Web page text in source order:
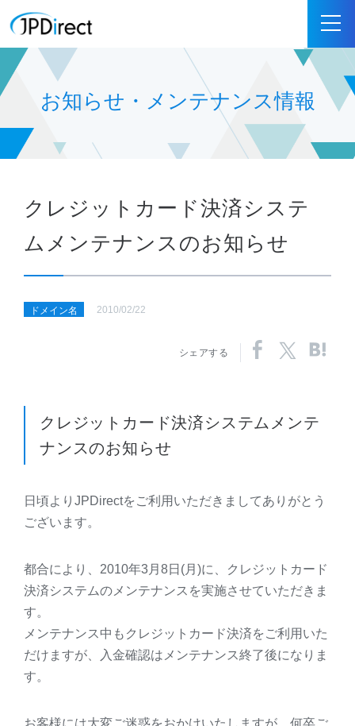
お知らせ・メンテナンス情報
クレジットカード決済システ
ムメンテナンスのお知らせ
ドメイン名 2010/02/22
シェアする
クレジットカード決済システムメンテ
ナンスのお知らせ
日頃よりJPDirectをご利用いただきましてありがとう
ございます。
都合により、2010年3月8日(月)に、クレジットカード
決済システムのメンテナンスを実施させていただきま
す。
メンテナンス中もクレジットカード決済をご利用いた
だけますが、入金確認はメンテナンス終了後になりま
す。
お客様には大変ご迷惑をおかけいたしますが、何卒ご